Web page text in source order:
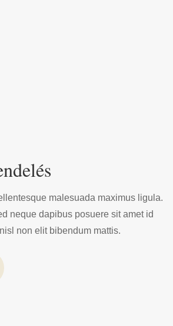
malesuada maximus ligula.
neque dapibus posuere sit amet id
non elit bibendum mattis.